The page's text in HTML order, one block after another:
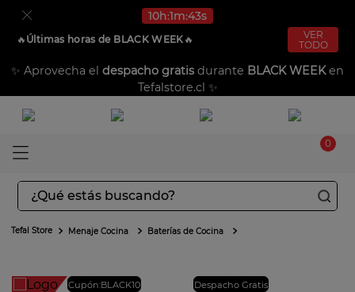
10h 1m 43s
🔥​ Últimas horas de BLACK WEEK 🔥​
VER
TODO
✨ Aprovecha el despacho gratis durante BLACK WEEKen
Tefalstore.cl ✨
0
¿Qué estás buscando?
Menaje Cocina Baterías de Cocina
Cupón:BLACK10 Despacho Gratis
TÉRMINOS MÁS BUSCADOS
2.
sarten